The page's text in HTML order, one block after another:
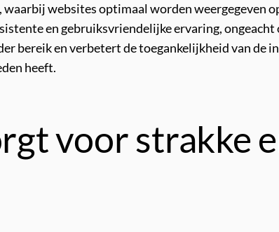
waarbij websites optimaal worden weergegeven
en gebruiksvriendelijke ervaring, ongeacht
bereik en verbetert de toegankelijkheid van de
heeft.
voor strakke